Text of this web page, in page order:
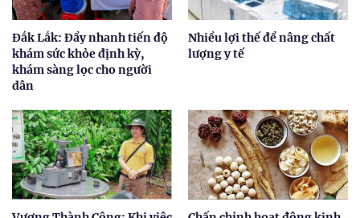
Đắk Lắk: Đẩy nhanh tiến độ
khám sức khỏe định kỳ,
khám sàng lọc cho người
dân
Nhiều lợi thế để nâng chất
lượng y tế